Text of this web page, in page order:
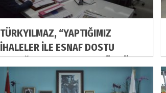
TÜRKYILMAZ, “YAPTIĞIMIZ
İHALELER İLE ESNAF DOSTU